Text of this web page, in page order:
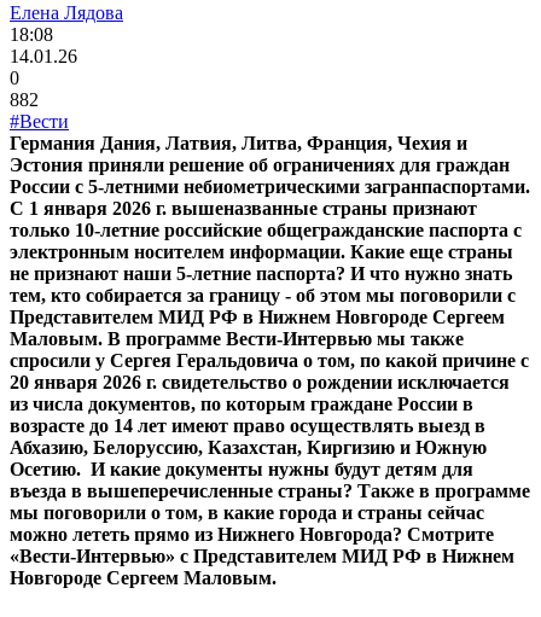
Елена Лядова
18:08
14.01.26
0
882
#Вести
Германия Дания, Латвия, Литва, Франция, Чехия и
Эстония приняли решение об ограничениях для граждан
России с 5-летними небиометрическими загранпаспортами.
С 1 января 2026 г. вышеназванные страны признают
только 10-летние российские общегражданские паспорта с
электронным носителем информации. Какие еще страны
не признают наши 5-летние паспорта? И что нужно знать
тем, кто собирается за границу - об этом мы поговорили с
Представителем МИД РФ в Нижнем Новгороде Сергеем
Маловым. В программе Вести-Интервью мы также
спросили у Сергея Геральдовича о том, по какой причине с
20 января 2026 г. свидетельство о рождении исключается
из числа документов, по которым граждане России в
возрасте до 14 лет имеют право осуществлять выезд в
Абхазию, Белоруссию, Казахстан, Киргизию и Южную
Осетию. И какие документы нужны будут детям для
въезда в вышеперечисленные страны? Также в программе
мы поговорили о том, в какие города и страны сейчас
можно лететь прямо из Нижнего Новгорода? Смотрите
«Вести-Интервью» с Представителем МИД РФ в Нижнем
Новгороде Сергеем Маловым.